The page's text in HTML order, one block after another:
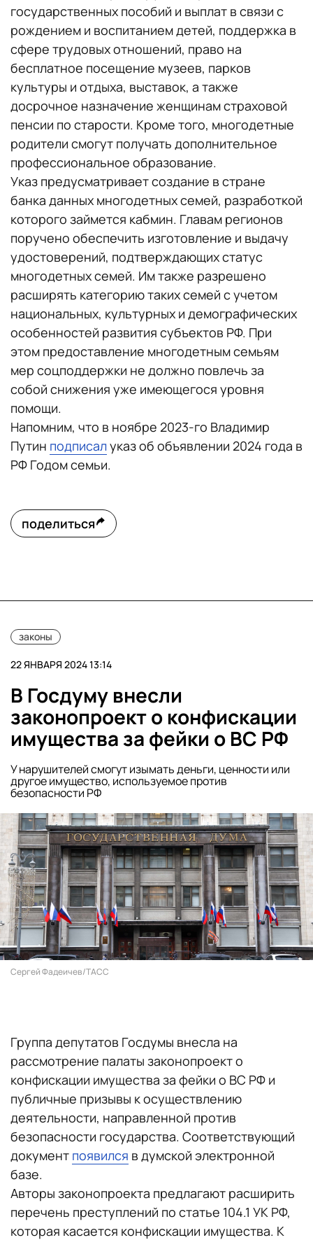
государственных пособий и выплат в связи с
рождением и воспитанием детей, поддержка в
сфере трудовых отношений, право на
бесплатное посещение музеев, парков
культуры и отдыха, выставок, а также
досрочное назначение женщинам страховой
пенсии по старости. Кроме того, многодетные
родители смогут получать дополнительное
профессиональное образование.
Указ предусматривает создание в стране
банка данных многодетных семей, разработкой
которого займется кабмин. Главам регионов
поручено обеспечить изготовление и выдачу
удостоверений, подтверждающих статус
многодетных семей. Им также разрешено
расширять категорию таких семей с учетом
национальных, культурных и демографических
особенностей развития субъектов РФ. При
этом предоставление многодетным семьям
мер соцподдержки не должно повлечь за
собой снижения уже имеющегося уровня
помощи.
Напомним, что в ноябре 2023-го Владимир
Путин подписалуказ об объявлении 2024 года в
РФ Годом семьи.
поделиться
законы
22 ЯНВАРЯ 2024 13:14
В Госдуму внесли
законопроект о конфискации
имущества за фейки о ВС РФ
У нарушителей смогут изымать деньги, ценности или
другое имущество, используемое против
безопасности РФ
Сергей Фадеичев/ТАСС
Группа депутатов Госдумы внесла на
рассмотрение палаты законопроект о
конфискации имущества за фейки о ВС РФ и
публичные призывы к осуществлению
деятельности, направленной против
безопасности государства. Соответствующий
документ появился в думской электронной
базе.
Авторы законопроекта предлагают расширить
перечень преступлений по статье 104.1 УК РФ,
которая касается конфискации имущества. К